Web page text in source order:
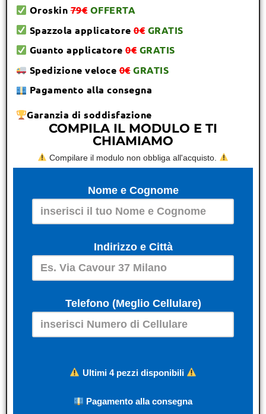
Oroskin79€OFFERTA
Spazzola applicatore0€GRATIS
Guanto applicatore0€GRATIS
Spedizione veloce0€GRATIS
Pagamento alla consegna
Garanzia di soddisfazione
COMPILA IL MODULO E TI
CHIAMIAMO
Compilare il modulo non obbliga all'acquisto.
Nome e Cognome
Indirizzo e Città
Telefono (Meglio Cellulare)
Ultimi 4 pezzi disponibili
Pagamento alla consegna